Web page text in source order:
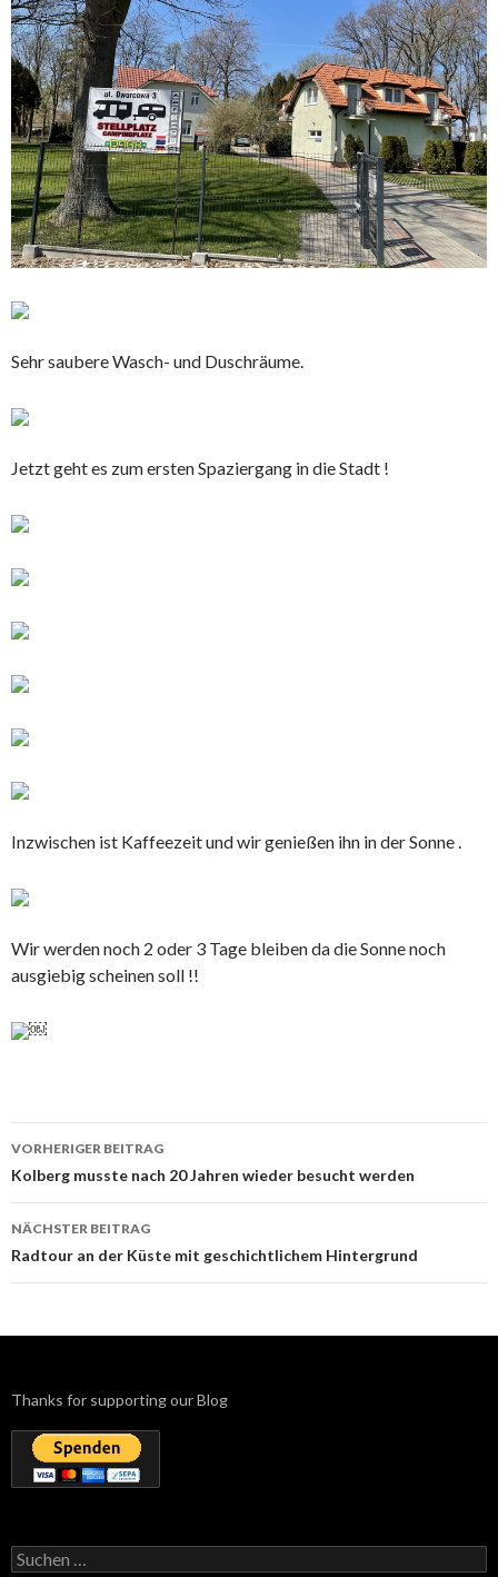
Sehr saubere Wasch- und Duschräume.
Jetzt geht es zum ersten Spaziergang in die Stadt !
Inzwischen ist Kaffeezeit und wir genießen ihn in der Sonne .
Wir werden noch 2 oder 3 Tage bleiben da die Sonne noch
ausgiebig scheinen soll !!
￼
Beitrags-
Navigation
VORHERIGER BEITRAG
Kolberg musste nach 20 Jahren wieder besucht werden
NÄCHSTER BEITRAG
Radtour an der Küste mit geschichtlichem Hintergrund
Thanks for supporting our Blog
Suchen